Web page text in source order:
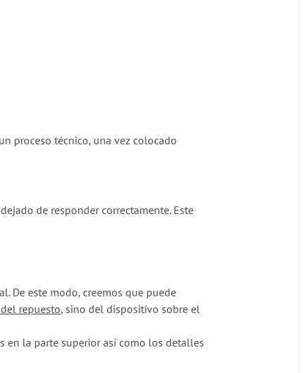
proceso técnico, una vez colocado
de responder correctamente. Este
De este modo, creemos que puede
repuesto, sino del dispositivo sobre el
en la parte superior así como los detalles